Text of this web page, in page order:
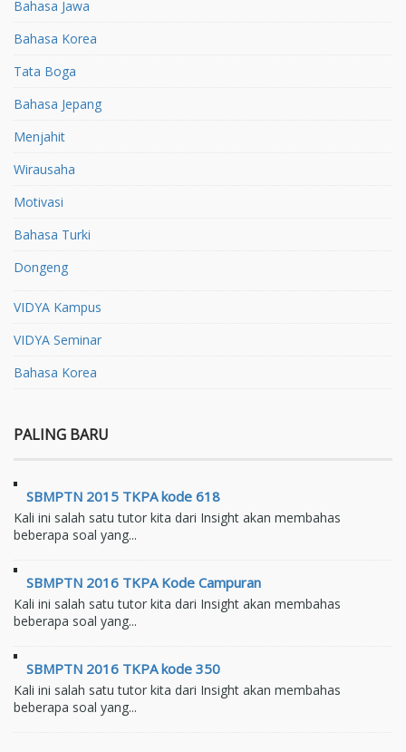
Bahasa Jawa
Bahasa Korea
Tata Boga
Bahasa Jepang
Menjahit
Wirausaha
Motivasi
Bahasa Turki
Dongeng
VIDYA Kampus
VIDYA Seminar
Bahasa Korea
PALING BARU
SBMPTN 2015 TKPA kode 618
Kali ini salah satu tutor kita dari Insight akan membahas
beberapa soal yang...
SBMPTN 2016 TKPA Kode Campuran
Kali ini salah satu tutor kita dari Insight akan membahas
beberapa soal yang...
SBMPTN 2016 TKPA kode 350
Kali ini salah satu tutor kita dari Insight akan membahas
beberapa soal yang...